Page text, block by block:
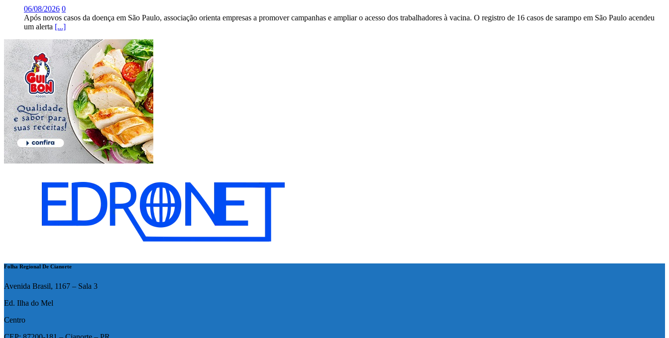
06/08/2026 0
Após novos casos da doença em São Paulo, associação orienta empresas a promover campanhas e ampliar o acesso dos trabalhadores à vacina. O registro de 16 casos de sarampo em São Paulo acendeu
um alerta [...]
Folha Regional De Cianorte
Avenida Brasil, 1167 – Sala 3
Ed. Ilha do Mel
Centro